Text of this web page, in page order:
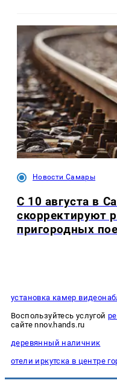
Новости Самары
С 10 августа в
скорректируют
пригородных
установка камер
Воспользуйтесь услугой
сайте nnov.hands.ru
деревянный наличник
отели иркутска в центре